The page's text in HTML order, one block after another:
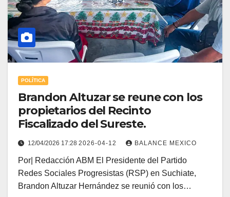
POLÍTICA
Brandon Altuzar se reune con los
propietarios del Recinto
Fiscalizado del Sureste.
12/04/2026 17:28 2026-04-12 BALANCE MEXICO
Por| Redacción ABM El Presidente del Partido
Redes Sociales Progresistas (RSP) en Suchiate,
Brandon Altuzar Hernández se reunió con los…